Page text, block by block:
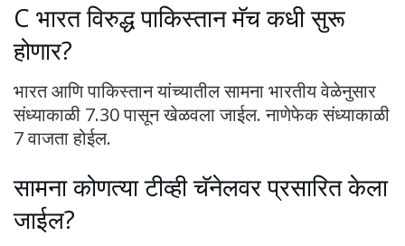
C भारत विरुद्ध पाकिस्तान मॅच कधी सुरू
होणार?
भारत आणि पाकिस्तान यांच्यातील सामना भारतीय वेळेनुसार
संध्याकाळी 7.30 पासून खेळवला जाईल. नाणेफेक संध्याकाळी
7 वाजता होईल.
सामना कोणत्या टीव्ही चॅनेलवर प्रसारित केला
जाईल?